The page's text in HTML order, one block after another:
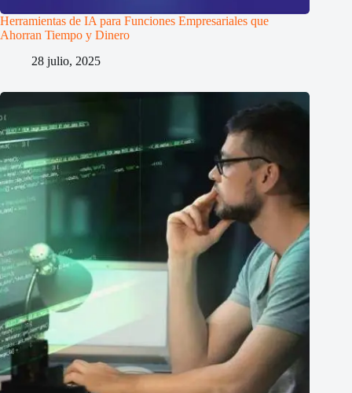
Herramientas de IA para Funciones Empresariales que
Ahorran Tiempo y Dinero
28 julio, 2025